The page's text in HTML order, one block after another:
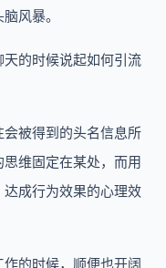
风暴。
的时候说起如何引流
被得到的头名信息所
维固定在某处，而用
成行为效果的心理效
的时候，顺便也开阔